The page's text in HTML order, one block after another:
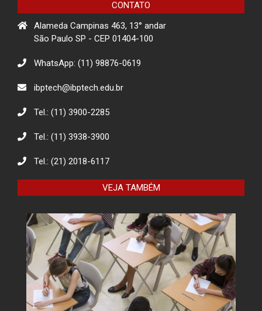
Projeto Rua
Descarte Sustentável de Pilhas e
Baterias
Eco Eletrônicos: Promovendo a
Responsável
O combate à desinformação na
CONTATO
Alameda Campinas 463, 13° andar
São Paulo SP - CEP 01404-100
WhatsApp: (11) 98876-0619
ibptech@ibptech.edu.br
Tel.: (11) 3900-2285
Tel.: (11) 3938-3900
Tel.: (21) 2018-6117
VEJA TAMBÉM